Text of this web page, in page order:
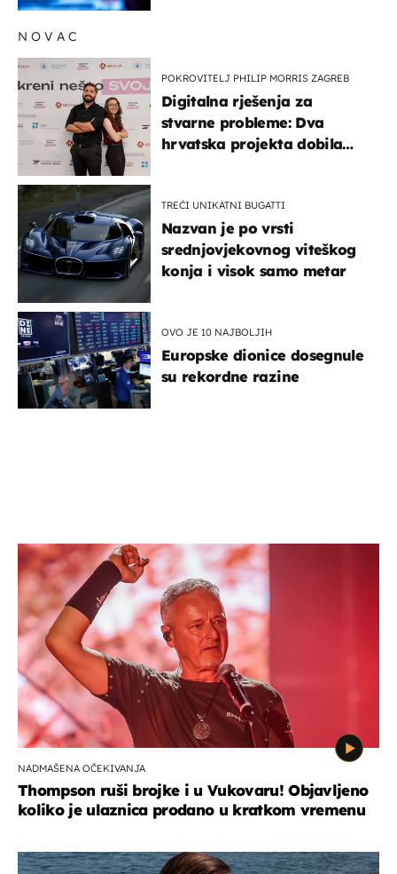
NOVAC
POKROVITELJ PHILIP MORRIS ZAGREB
Digitalna rješenja za
stvarne probleme: Dva
hrvatska projekta dobila
TREĆI UNIKATNI BUGATTI
Nazvan je po vrsti
srednjovjekovnog viteškog
konja i visok samo metar
OVO JE 10 NAJBOLJIH
Europske dionice dosegnule
su rekordne razine
NADMAŠENA OČEKIVANJA
Thompson ruši brojke i u Vukovaru! Objavljeno
koliko je ulaznica prodano u kratkom vremenu